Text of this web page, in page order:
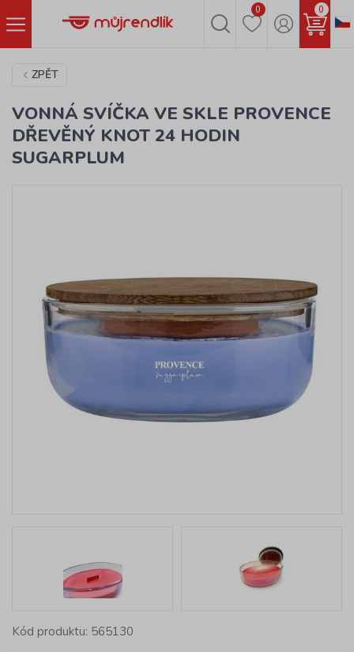
0 0
ZPĚT
VONNÁ SVÍČKA VE SKLE PROVENCE
DŘEVĚNÝ KNOT 24 HODIN
SUGARPLUM
Kód produktu: 565130